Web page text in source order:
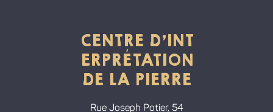
CENTRE D'INT
ERPRÉTATION
DE LA PIERRE
Rue Joseph Potier, 54